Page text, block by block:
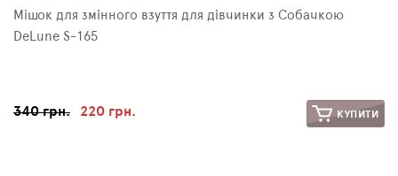
Мішок для змінного взуття для дівчинки з Собачкою
DeLune S-165
340 грн. 220 грн. КУПИТИ